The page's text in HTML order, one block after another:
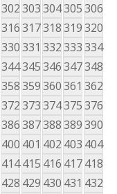
302303304305306
316317318319320
330331 332333334
344345346347348
358359360361 362
372373374375376
386387388389390
400 401 402 403 404
414415 416 417418
428 429 430 431 432